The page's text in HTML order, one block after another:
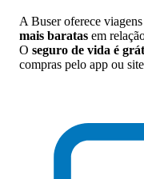
A Buser oferece
mais baratas em
O seguro de vida é
compras pelo app ou